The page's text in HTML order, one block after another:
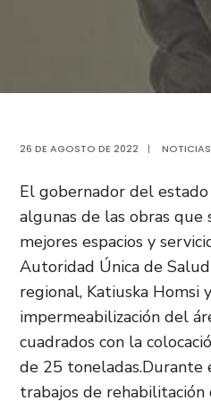
26 DE AGOSTO DE 2022 | NOTICIAS
El gobernador del
algunas de las obras
mejores espacios y
Autoridad Única de
regional, Katiuska Homsi
impermeabilización del
cuadrados con la
de 25
trabajos de rehabilitación